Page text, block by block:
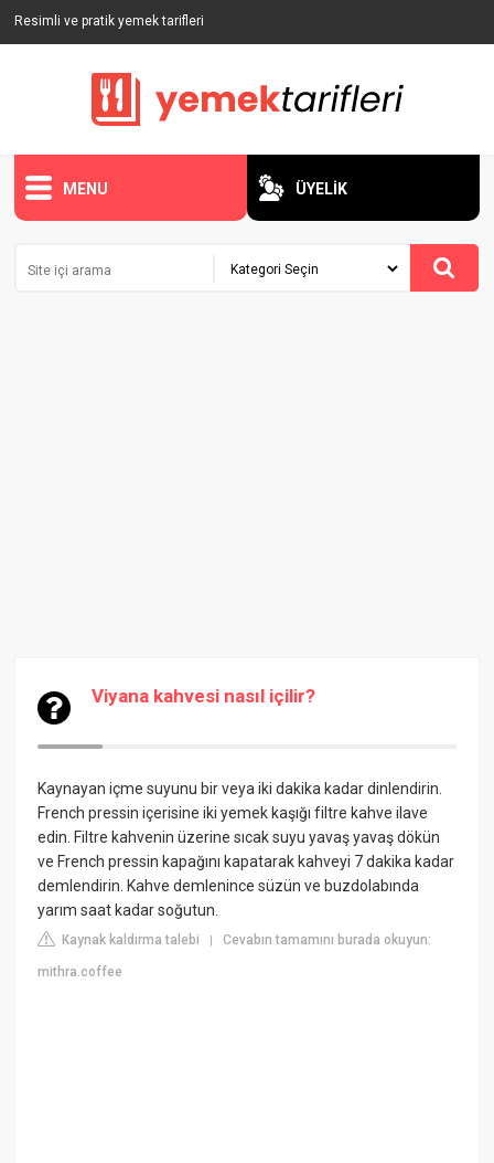
Resimli ve pratik yemek tarifleri
MENU ÜYELİK
Viyana kahvesi nasıl içilir?
Kaynayan içme suyunu bir veya iki dakika kadar dinlendirin.
French pressin içerisine iki yemek kaşığı filtre kahve ilave
edin. Filtre kahvenin üzerine sıcak suyu yavaş yavaş dökün
ve French pressin kapağını kapatarak kahveyi 7 dakika kadar
demlendirin. Kahve demlenince süzün ve buzdolabında
yarım saat kadar soğutun.
Kaynak kaldırma talebi |Cevabın tamamını burada okuyun:
mithra.coffee